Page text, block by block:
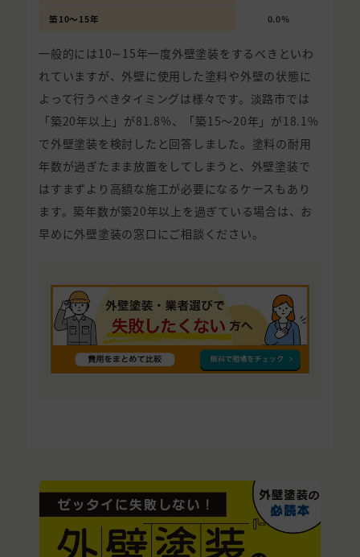
築10〜15年 0.0%
一般的には10∼15年一度外壁塗装をするべきといわ
れていますが、外壁に使用した塗料や外壁の状態に
よって行うべきタイミングは様々です。淡路市では
「築20年以上」が81.8%、「築15〜20年」が18.1%
で外壁塗装を検討したと回答しました。塗料の耐用
年数が過ぎたまま放置をしてしまうと、外壁塗装で
はすまずより高額な施工が必要になるケースもあり
ます。築年数が築20年以上を過ぎている場合は、お
早めに外壁塗装の窓口にご相談ください。